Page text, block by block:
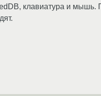
клавиатура и мышь.